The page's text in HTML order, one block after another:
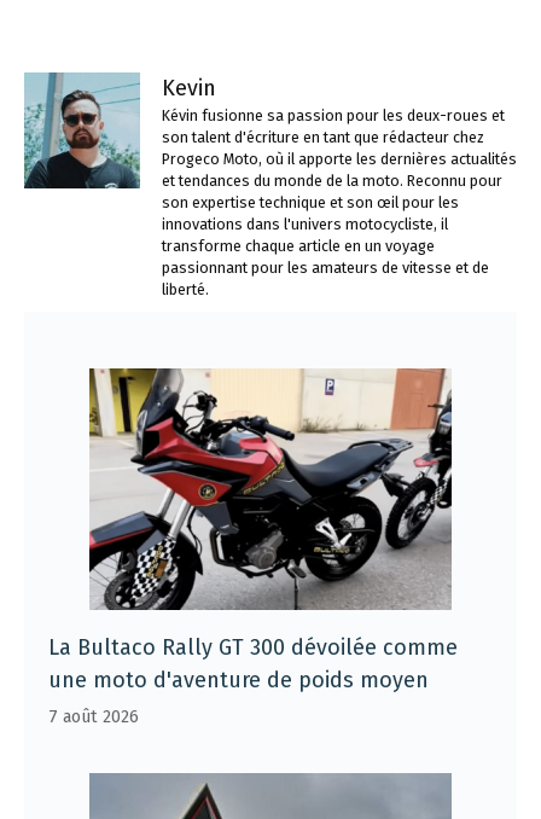
Kevin
Kévin fusionne sa passion pour les deux-roues et
son talent d'écriture en tant que rédacteur chez
Progeco Moto, où il apporte les dernières actualités
et tendances du monde de la moto. Reconnu pour
son expertise technique et son œil pour les
innovations dans l'univers motocycliste, il
transforme chaque article en un voyage
passionnant pour les amateurs de vitesse et de
liberté.
La Bultaco Rally GT 300 dévoilée comme
une moto d'aventure de poids moyen
7 août 2026